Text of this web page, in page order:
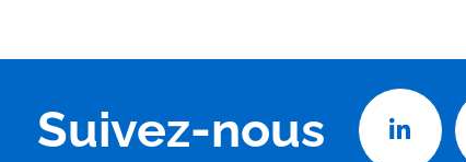
Suivez-nous